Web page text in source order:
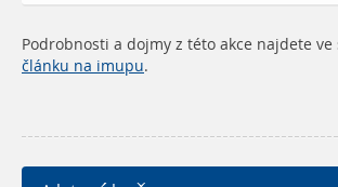
Podrobnosti a dojmy z této akce najdete
článku na imupu.